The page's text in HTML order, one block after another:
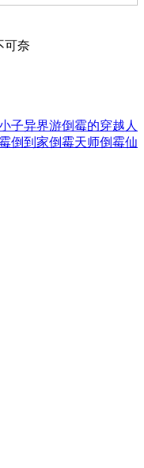
可奈
子异界游倒霉的穿越人
倒到家倒霉天师倒霉仙